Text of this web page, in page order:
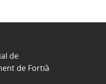
de
de Fortià